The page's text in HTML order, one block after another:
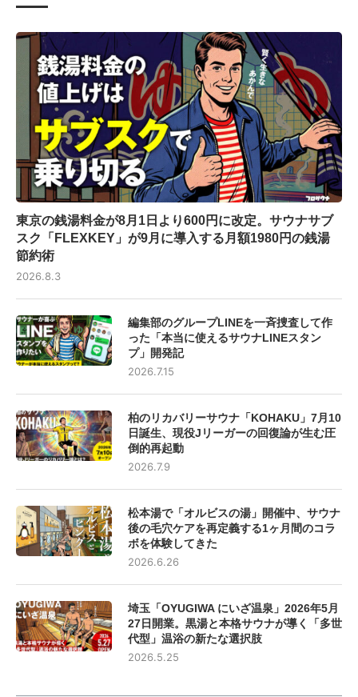
東京の銭湯料金が8月1日より600円に改定。サウナサブ
スク「FLEXKEY」が9月に導入する月額1980円の銭湯
節約術
2026.8.3
編集部のグループLINEを一斉捜査して作
った「本当に使えるサウナLINEスタン
プ」開発記
2026.7.15
柏のリカバリーサウナ「KOHAKU」7月10
日誕生、現役Jリーガーの回復論が生む圧
倒的再起動
2026.7.9
松本湯で「オルビスの湯」開催中、サウナ
後の毛穴ケアを再定義する1ヶ月間のコラ
ボを体験してきた
2026.6.26
埼玉「OYUGIWA にいざ温泉」2026年5月
27日開業。黒湯と本格サウナが導く「多世
代型」温浴の新たな選択肢
2026.5.25